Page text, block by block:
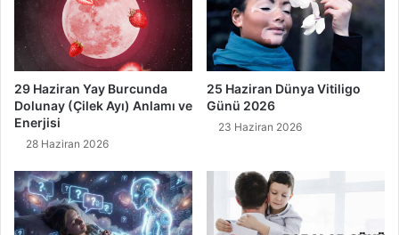
29 Haziran Yay Burcunda
Dolunay (Çilek Ayı) Anlamı ve
Enerjisi
28 Haziran 2026
25 Haziran Dünya Vitiligo
Günü 2026
23 Haziran 2026